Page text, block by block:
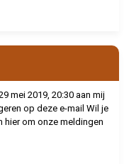
mei 2019, 20:30 aan mij
op deze e-mail Wil je
hier om onze meldingen